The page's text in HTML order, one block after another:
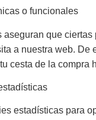
o funcionales
aseguran que
a nuestra web. De
cesta de la compra
estadísticas para